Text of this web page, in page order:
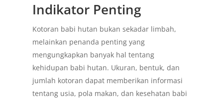
Indikator Penting
Kotoran babi hutan bukan sekadar limbah,
melainkan penanda penting yang
mengungkapkan banyak hal tentang
kehidupan babi hutan. Ukuran, bentuk, dan
jumlah kotoran dapat memberikan informasi
tentang usia, pola makan, dan kesehatan babi